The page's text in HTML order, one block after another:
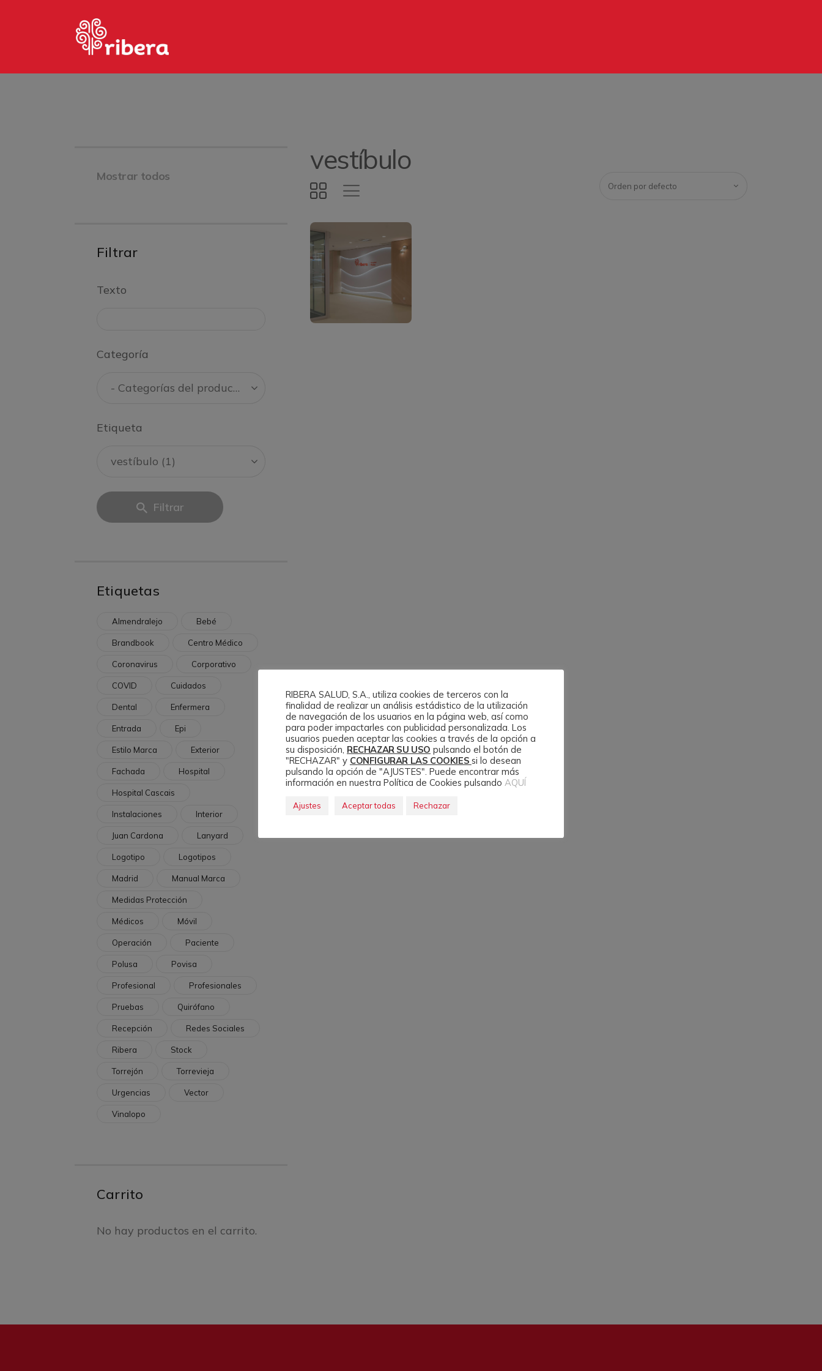
CONTACTO
vestíbulo
Mostrar todos
Filtrar
Texto
Categoría
Etiqueta
Filtrar
Etiquetas
Almendralejo Bebé
Brandbook Centro Médico
Coronavirus Corporativo
COVID Cuidados
Dental Enfermera
Entrada Epi
Estilo Marca Exterior
Fachada Hospital
Hospital Cascais
Instalaciones Interior
Juan Cardona Lanyard
Logotipo Logotipos
Madrid Manual Marca
Medidas Protección
Médicos Móvil
Operación Paciente
Polusa Povisa
Profesional Profesionales
Pruebas Quirófano
Recepción Redes Sociales
Ribera Stock
Torrejón Torrevieja
Urgencias Vector
Vinalopo
Carrito
No hay productos en el carrito.
RIBERA SALUD, S.A., utiliza cookies de terceros con la
finalidad de realizar un análisis estádistico de la utilización
de navegación de los usuarios en la página web, así como
para poder impactarles con publicidad personalizada. Los
usuarios pueden aceptar las cookies a través de la opción a
su disposición, RECHAZAR SU USO pulsando el botón de
"RECHAZAR" y CONFIGURAR LAS COOKIES si lo desean
pulsando la opción de "AJUSTES". Puede encontrar más
información en nuestra Política de Cookies pulsando AQUÍ
Ajustes Aceptar todas Rechazar